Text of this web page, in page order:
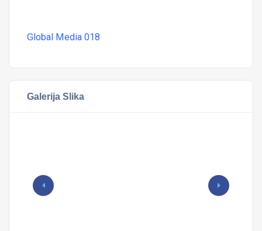
Global Media 018
Galerija Slika